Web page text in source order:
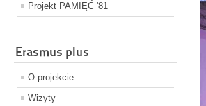
Projekt PAMIĘĆ '81
Erasmus plus
O projekcie
Wizyty